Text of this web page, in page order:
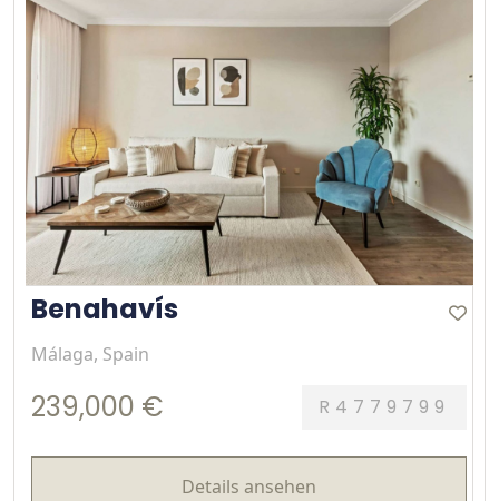
Benahavís
Málaga, Spain
239,000 € R4779799
Details ansehen